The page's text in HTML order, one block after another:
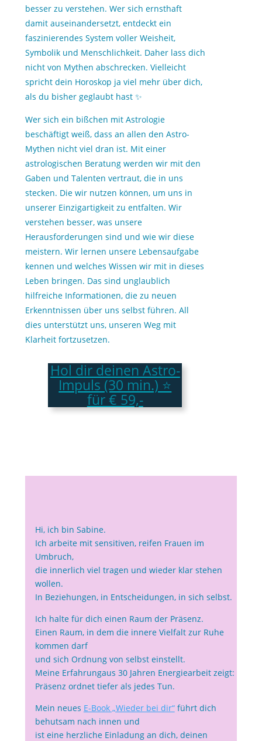
besser zu verstehen. Wer sich ernsthaft
damit auseinandersetzt, entdeckt ein
faszinierendes System voller Weisheit,
Symbolik und Menschlichkeit. Daher lass dich
nicht von Mythen abschrecken. Vielleicht
spricht dein Horoskop ja viel mehr über dich,
als du bisher geglaubt hast ✨
Wer sich ein bißchen mit Astrologie
beschäftigt weiß, dass an allen den Astro-
Mythen nicht viel dran ist. Mit einer
astrologischen Beratung werden wir mit den
Gaben und Talenten vertraut, die in uns
stecken. Die wir nutzen können, um uns in
unserer Einzigartigkeit zu entfalten. Wir
verstehen besser, was unsere
Herausforderungen sind und wie wir diese
meistern. Wir lernen unsere Lebensaufgabe
kennen und welches Wissen wir mit in dieses
Leben bringen. Das sind unglaublich
hilfreiche Informationen, die zu neuen
Erkenntnissen über uns selbst führen. All
dies unterstützt uns, unseren Weg mit
Klarheit fortzusetzen.
Hol dir deinen Astro-
Impuls (30 min.) ⭐
für € 59,-
Hi, ich bin Sabine.
Ich arbeite mit sensitiven, reifen Frauen im
Umbruch,
die innerlich viel tragen und wieder klar stehen
wollen.
In Beziehungen, in Entscheidungen, in sich selbst.
Ich halte für dich einen Raum der Präsenz.
Einen Raum, in dem die innere Vielfalt zur Ruhe
kommen darf
und sich Ordnung von selbst einstellt.
Meine Erfahrungaus 30 Jahren Energiearbeit zeigt:
Präsenz ordnet tiefer als jedes Tun.
Mein neues E-Book „Wieder bei dir“führt dich
behutsam nach innen und
ist eine herzliche Einladung an dich, deinen